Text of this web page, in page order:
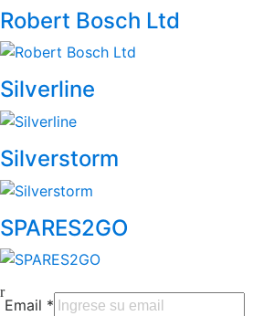
Robert Bosch Ltd
Silverline
Silverstorm
SPARES2GO
Email *